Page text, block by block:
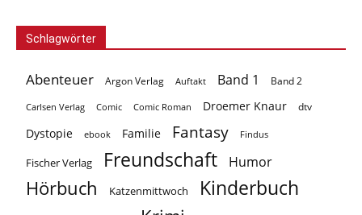
Schlagwörter
Abenteuer Argon Verlag Auftakt Band 1 Band 2
Carlsen Verlag Comic Comic Roman Droemer Knaur dtv
Dystopie ebook Familie Fantasy Findus
Fischer Verlag Freundschaft Humor
Hörbuch Katzenmittwoch Kinderbuch